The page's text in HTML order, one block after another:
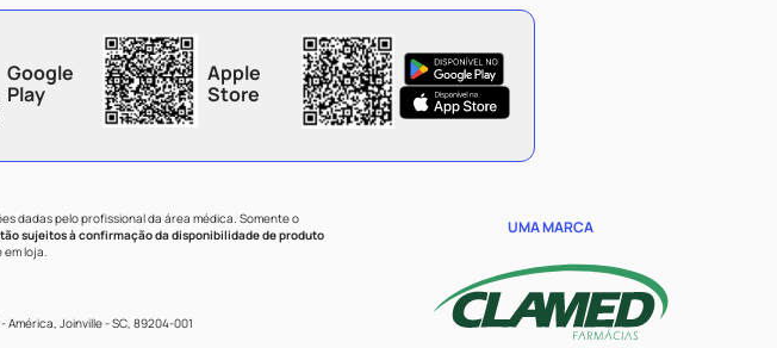
Google
Play
Apple
Store
dadas pelo profissional da área médica. Somente o
sujeitos à confirmação da disponibilidade de produto
loja.
América, Joinville - SC, 89204-001
UMA MARCA